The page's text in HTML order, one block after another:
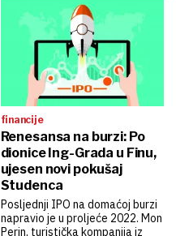
financije
Renesansa na burzi: Po
dionice Ing-Grada u Finu,
ujesen novi pokušaj
Studenca
Posljednji IPO na domaćoj burzi
napravio je u proljeće 2022. Mon
Perin, turistička kompanija iz